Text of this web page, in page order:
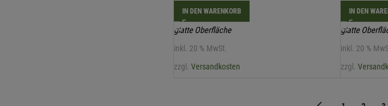
IN DEN WARENKORB
glatte Oberfläche
inkl. 20 % MwSt.
zzgl. Versandkosten
IN DEN
glatte
inkl. 20 %
zzgl.